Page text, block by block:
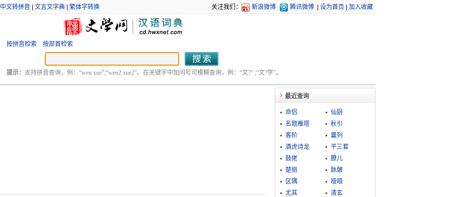
中文转拼音| 文言文字典| 繁体字转换 关注我们： 新浪微博 腾讯微博 设为首页 加入收藏
按拼音检索 按部首检索
提示： 支持拼音查询，例：“wen xue”;“wen2 xue2”。在关键字中加问号可模糊查询，例：“文?” ;“文?学”。
最近查询
命侣
仙厨
名题雁塔
秋引
客阶
曩列
酒虎诗龙
平三套
鼓佬
膫儿
楚丽
骫骳
区隅
噎喑
尤其
清玄